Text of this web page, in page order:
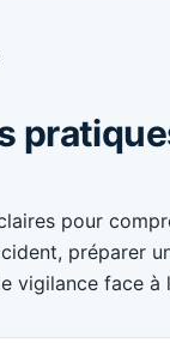
pour
préparer
vigilance face à